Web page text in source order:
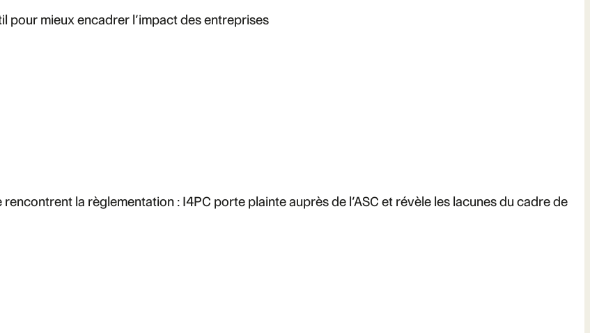
pour mieux encadrer l’impact des entreprises
la règlementation : I4PC porte plainte auprès de l’ASC et révèle les lacunes du cadre de